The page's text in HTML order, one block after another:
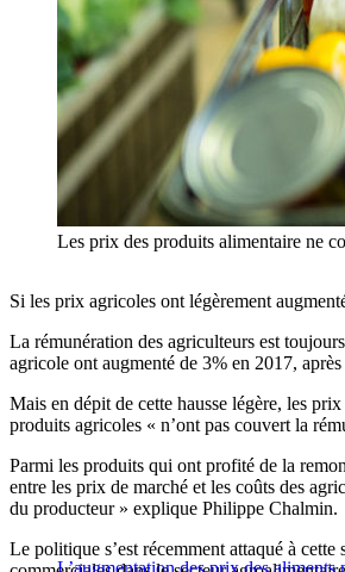
Les prix des produits alimentaire ne
Si les prix agricoles ont légèrement
La rémunération des agriculteurs est
agricole ont augmenté de 3% en 2017,
Mais en dépit de cette hausse légère, les
produits agricoles « n’ont pas couvert la
Parmi les produits qui ont profité de la
entre les prix de marché et les coûts des
du producteur » explique Philippe Chalmin.
Le politique s’est récemment attaqué à